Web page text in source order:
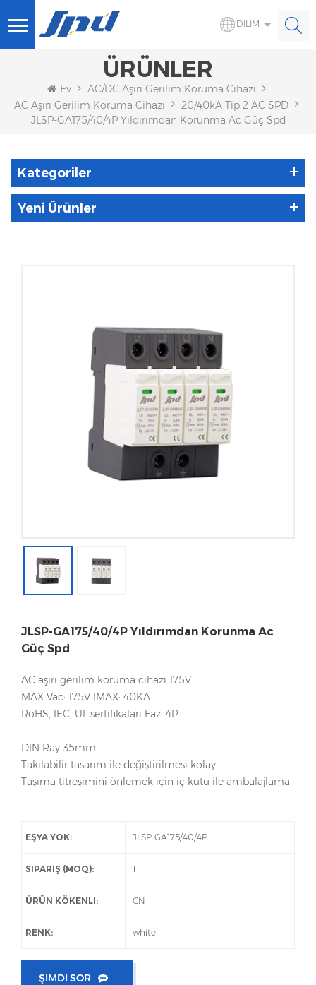
DILIM
ÜRÜNLER
Ev
AC/DC Aşırı Gerilim Koruma Cihazı
AC Aşırı Gerilim Koruma Cihazı
20/40kA Tip 2 AC SPD
JLSP-GA175/40/4P Yıldırımdan Korunma Ac Güç Spd
Kategoriler
Yeni Ürünler
JLSP-GA175/40/4P Yıldırımdan Korunma Ac
Güç Spd
AC aşırı gerilim koruma cihazı 175V
MAX Vac: 175V IMAX: 40KA
RoHS, IEC, UL sertifikaları Faz: 4P
DIN Ray 35mm
Takılabilir tasarım ile değiştirilmesi kolay
Taşıma titreşimini önlemek için iç kutu ile ambalajlama
EŞYA YOK: JLSP-GA175/40/4P
SIPARIŞ (MOQ): 1
ÜRÜN KÖKENLI: CN
RENK: white
ŞIMDI SOR